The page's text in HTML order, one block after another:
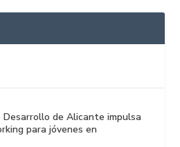
Desarrollo de Alicante impulsa
para jóvenes en